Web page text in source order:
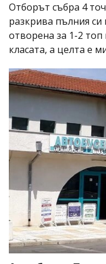
Отборът събра 4
разкрива пълния си
отворена за 1-2
класата, а целта е